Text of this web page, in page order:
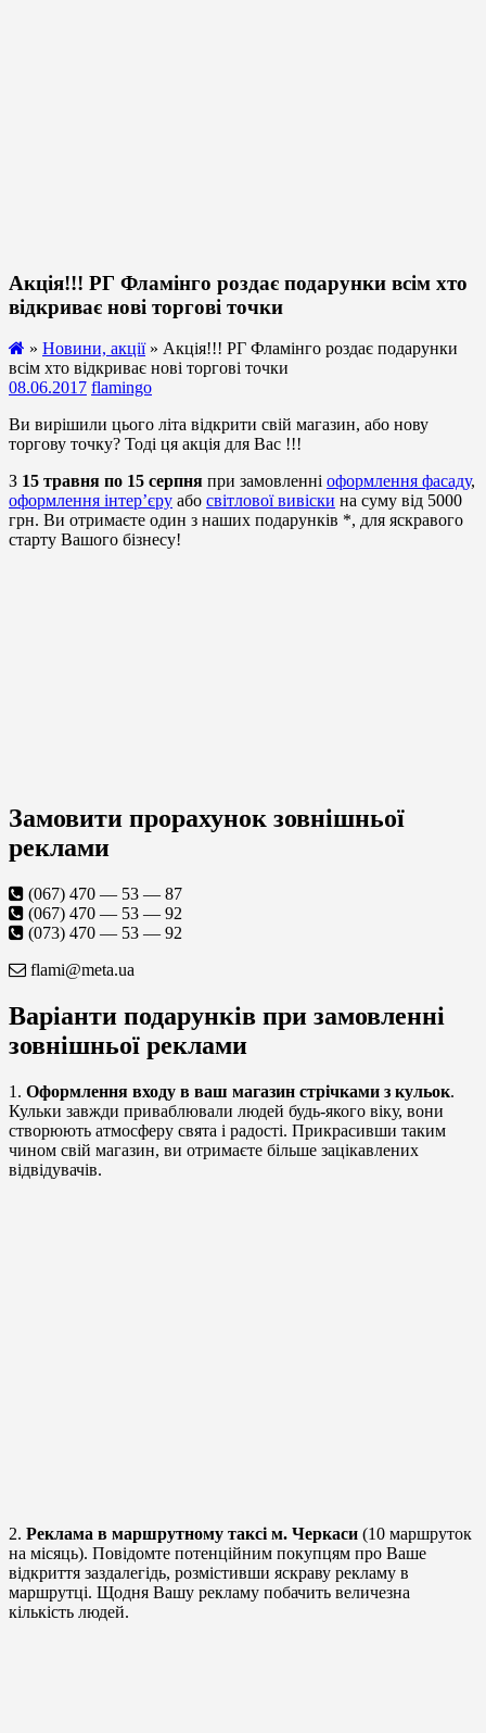
Акція!!! РГ Фламінго роздає подарунки всім хто
відкриває нові торгові точки
» Новини, акції» Акція!!! РГ Фламінго роздає подарунки
всім хто відкриває нові торгові точки
08.06.2017 flamingo
Ви вирішили цього літа відкрити свій магазин, або нову
торгову точку? Тоді ця акція для Вас !!!
З 15 травня по 15 серпня при замовленні оформлення фасаду,
оформлення інтер’єру або світлової вивіски на суму від 5000
грн. Ви отримаєте один з наших подарунків *, для яскравого
старту Вашого бізнесу!
Замовити прорахунок зовнішньої
реклами
(067) 470 — 53 — 87
(067) 470 — 53 — 92
(073) 470 — 53 — 92
flami@meta.ua
Варіанти подарунків при замовленні
зовнішньої реклами
1. Оформлення входу в ваш магазин стрічками з кульок.
Кульки завжди приваблювали людей будь-якого віку, вони
створюють атмосферу свята і радості. Прикрасивши таким
чином свій магазин, ви отримаєте більше зацікавлених
відвідувачів.
2. Реклама в маршрутному таксі м. Черкаси (10 маршруток
на місяць). Повідомте потенційним покупцям про Ваше
відкриття заздалегідь, розмістивши яскраву рекламу в
маршрутці. Щодня Вашу рекламу побачить величезна
кількість людей.